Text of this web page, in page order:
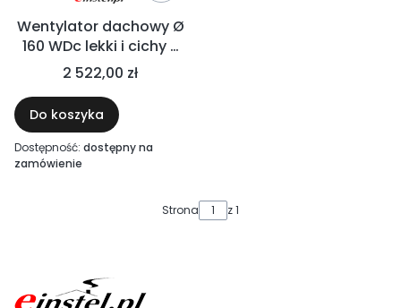
Wentylator dachowy Ø
160 WDc lekki i cichy -
przemysłowy,
wytrzymały -
Metalplast
2 522,00 zł
Do koszyka
Dostępność: dostępny na
zamówienie
Strona z 1